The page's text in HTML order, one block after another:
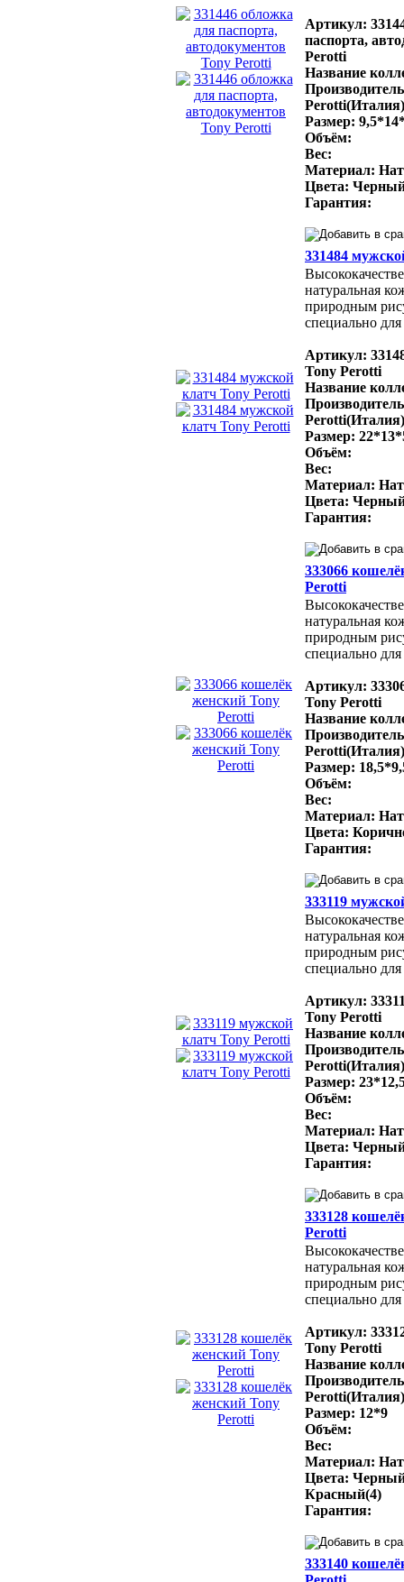
Артикул:
паспорта,
Perotti
Название
Perotti(Италия)
Размер:
Объём:
Вес:
Материал:
Цвета:
Гарантия:
331484
натуральная
природным
специально
Артикул:
Tony Perotti
Название
Perotti(Италия)
Размер:
Объём:
Вес:
Материал:
Цвета:
Гарантия:
333066
Perotti
натуральная
природным
специально
Артикул:
Tony Perotti
Название
Perotti(Италия)
Размер:
Объём:
Вес:
Материал:
Цвета:
Гарантия:
333119
натуральная
природным
специально
Артикул:
Tony Perotti
Название
Perotti(Италия)
Размер:
Объём:
Вес:
Материал:
Цвета:
Гарантия:
333128
Perotti
натуральная
природным
специально
Артикул:
Tony Perotti
Название
Perotti(Италия)
Размер: 12*9
Объём:
Вес:
Материал:
Цвета:
Красный(4)
Гарантия:
333140